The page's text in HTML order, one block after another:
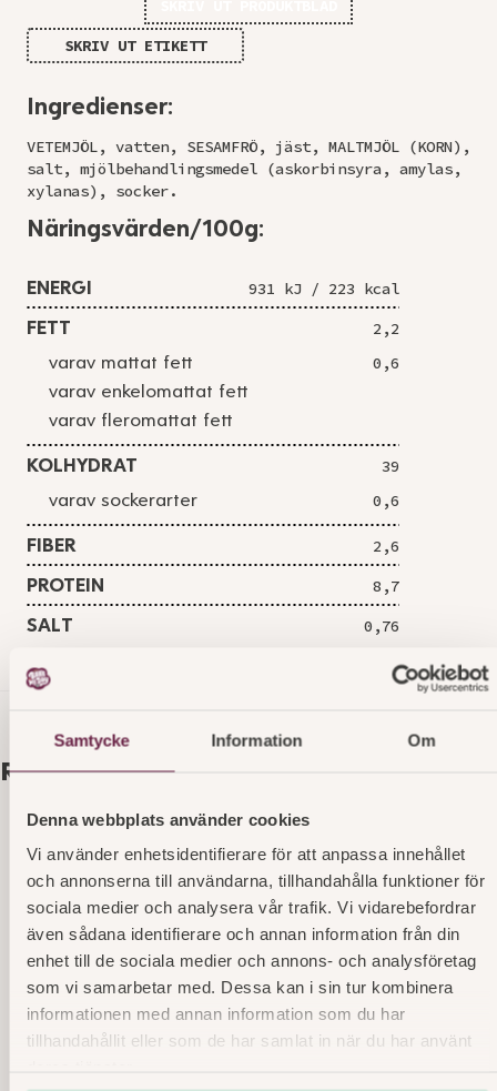
Samtycke Information Om
Denna webbplats använder cookies
Vi använder enhetsidentifierare för att anpassa innehållet
och annonserna till användarna, tillhandahålla funktioner för
sociala medier och analysera vår trafik. Vi vidarebefordrar
även sådana identifierare och annan information från din
enhet till de sociala medier och annons- och analysföretag
som vi samarbetar med. Dessa kan i sin tur kombinera
informationen med annan information som du har
tillhandahållit eller som de har samlat in när du har använt
SKRIV UT ETIKETT
Ingredienser:
VETEMJÖL, vatten, SESAMFRÖ, jäst, MALTMJÖL (KORN),
salt, mjölbehandlingsmedel (askorbinsyra, amylas,
xylanas), socker.
Näringsvärden/100g:
ENERGI
931 kJ / 223 kcal
FETT
2,2
varav mattat fett
0,6
varav enkelomattat fett
varav fleromattat fett
KOLHYDRAT
39
varav sockerarter
0,6
FIBER
2,6
PROTEIN
8,7
SALT
0,76
Relaterade produkter